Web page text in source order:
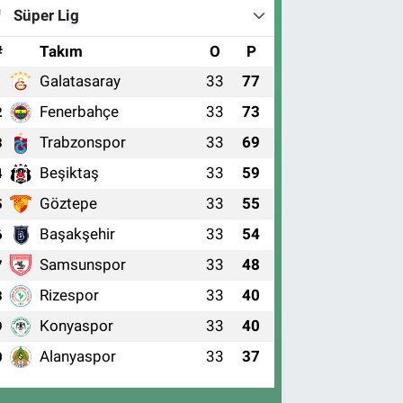
Süper Lig
Takım O P
Galatasaray 33 77
Fenerbahçe 33 73
Trabzonspor 33 69
Beşiktaş 33 59
Göztepe 33 55
Başakşehir 33 54
Samsunspor 33 48
Rizespor 33 40
Konyaspor 33 40
Alanyaspor 33 37